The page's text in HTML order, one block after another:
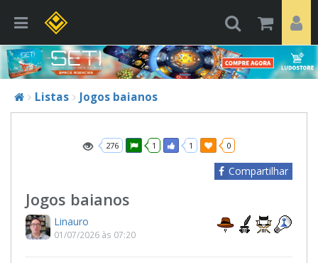
Listas Jogos baianos
276 1 1 0
Compartilhar
Jogos baianos
Linauro
01/07/2026 às 07:20